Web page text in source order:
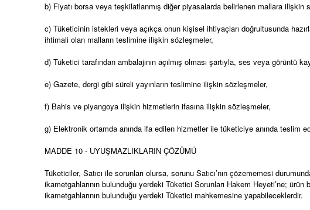
b) Fiyatı borsa veya teşkilatlanmış diğer piyasalarda belirlenen mallara ilişkin
c) Tüketicinin istekleri veya açıkça onun kişisel ihtiyaçları doğrultusunda
ihtimali olan malların teslimine ilişkin sözleşmeler,
d) Tüketici tarafından ambalajının açılmış olması şartıyla, ses veya görüntü
e) Gazete, dergi gibi süreli yayınların teslimine ilişkin sözleşmeler,
f) Bahis ve piyangoya ilişkin hizmetlerin ifasına ilişkin sözleşmeler,
g) Elektronik ortamda anında ifa edilen hizmetler ile tüketiciye anında teslim
MADDE 10 - UYUŞMAZLIKLARIN ÇÖZÜMÜ
Tüketiciler, Satıcı ile sorunları olursa, sorunu Satıcı’nın çözememesi
ikametgahlarının bulunduğu yerdeki Tüketici Sorunları Hakem Heyeti’ne;
ikametgahlarının bulunduğu yerdeki Tüketici mahkemesine yapabileceklerdir.